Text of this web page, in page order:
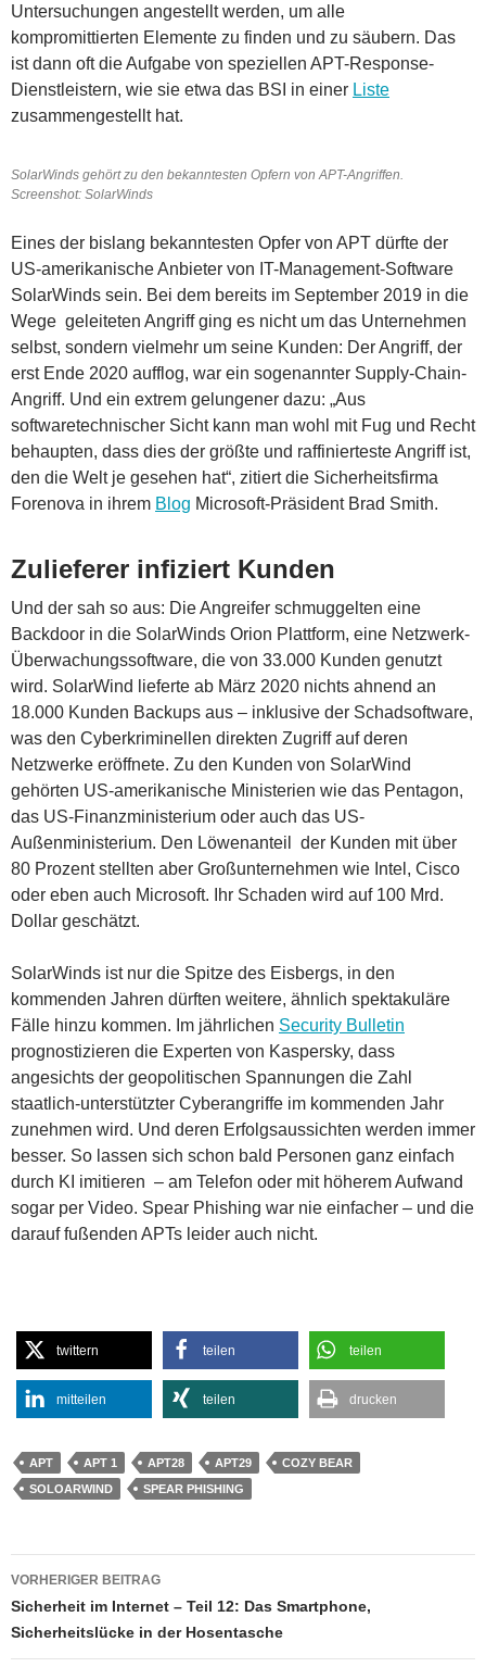
Untersuchungen angestellt werden, um alle
kompromittierten Elemente zu finden und zu säubern. Das
ist dann oft die Aufgabe von speziellen APT-Response-
Dienstleistern, wie sie etwa das BSI in einer Liste
zusammengestellt hat.
SolarWinds gehört zu den bekanntesten Opfern von APT-Angriffen.
Screenshot: SolarWinds
Eines der bislang bekanntesten Opfer von APT dürfte der
US-amerikanische Anbieter von IT-Management-Software
SolarWinds sein. Bei dem bereits im September 2019 in die
Wege geleiteten Angriff ging es nicht um das Unternehmen
selbst, sondern vielmehr um seine Kunden: Der Angriff, der
erst Ende 2020 aufflog, war ein sogenannter Supply-Chain-
Angriff. Und ein extrem gelungener dazu: „Aus
softwaretechnischer Sicht kann man wohl mit Fug und Recht
behaupten, dass dies der größte und raffinierteste Angriff ist,
den die Welt je gesehen hat“, zitiert die Sicherheitsfirma
Forenova in ihrem Blog Microsoft-Präsident Brad Smith.
Zulieferer infiziert Kunden
Und der sah so aus: Die Angreifer schmuggelten eine
Backdoor in die SolarWinds Orion Plattform, eine Netzwerk-
Überwachungssoftware, die von 33.000 Kunden genutzt
wird. SolarWind lieferte ab März 2020 nichts ahnend an
18.000 Kunden Backups aus – inklusive der Schadsoftware,
was den Cyberkriminellen direkten Zugriff auf deren
Netzwerke eröffnete. Zu den Kunden von SolarWind
gehörten US-amerikanische Ministerien wie das Pentagon,
das US-Finanzministerium oder auch das US-
Außenministerium. Den Löwenanteil der Kunden mit über
80 Prozent stellten aber Großunternehmen wie Intel, Cisco
oder eben auch Microsoft. Ihr Schaden wird auf 100 Mrd.
Dollar geschätzt.
SolarWinds ist nur die Spitze des Eisbergs, in den
kommenden Jahren dürften weitere, ähnlich spektakuläre
Fälle hinzu kommen. Im jährlichen Security Bulletin
prognostizieren die Experten von Kaspersky, dass
angesichts der geopolitischen Spannungen die Zahl
staatlich-unterstützter Cyberangriffe im kommenden Jahr
zunehmen wird. Und deren Erfolgsaussichten werden immer
besser. So lassen sich schon bald Personen ganz einfach
durch KI imitieren – am Telefon oder mit höherem Aufwand
sogar per Video. Spear Phishing war nie einfacher – und die
darauf fußenden APTs leider auch nicht.
twittern teilen teilen
mitteilen teilen drucken
APT APT 1 APT28 APT29
COZY BEAR
SOLOARWIND
SPEAR PHISHING
Beitragsnavigation
VORHERIGER BEITRAG
Sicherheit im Internet – Teil 12: Das Smartphone,
Sicherheitslücke in der Hosentasche